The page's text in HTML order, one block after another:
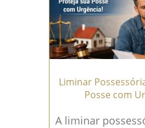
Liminar
Posse com
A liminar